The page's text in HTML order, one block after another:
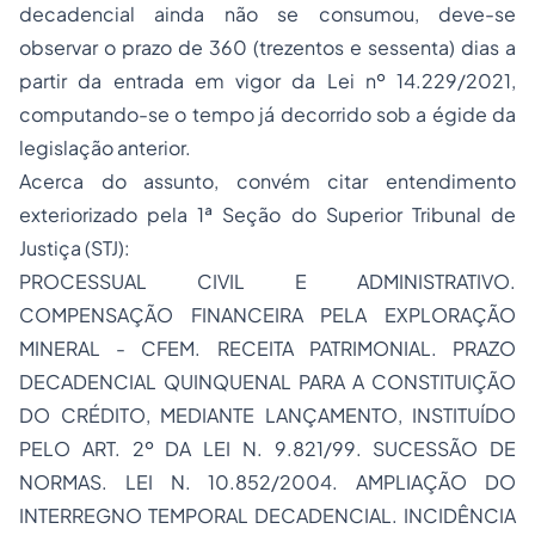
decadencial ainda não se consumou, deve-se
observar o prazo de 360 (trezentos e sessenta) dias a
partir da entrada em vigor da Lei nº 14.229/2021,
computando-se o tempo já decorrido sob a égide da
legislação anterior.
Acerca do assunto, convém citar entendimento
exteriorizado pela 1ª Seção do Superior Tribunal de
Justiça (STJ):
PROCESSUAL CIVIL E ADMINISTRATIVO.
COMPENSAÇÃO FINANCEIRA PELA EXPLORAÇÃO
MINERAL - CFEM. RECEITA PATRIMONIAL. PRAZO
DECADENCIAL QUINQUENAL PARA A CONSTITUIÇÃO
DO CRÉDITO, MEDIANTE LANÇAMENTO, INSTITUÍDO
PELO ART. 2º DA LEI N. 9.821/99. SUCESSÃO DE
NORMAS. LEI N. 10.852/2004. AMPLIAÇÃO DO
INTERREGNO TEMPORAL DECADENCIAL. INCIDÊNCIA